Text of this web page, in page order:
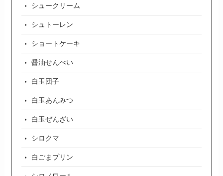
シュークリーム
シュトーレン
ショートケーキ
醤油せんべい
白玉団子
白玉あんみつ
白玉ぜんざい
シロクマ
白ごまプリン